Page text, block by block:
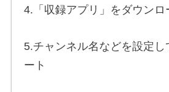
4.「収録アプリ」をダウンロ
5.チャンネル名などを設定し
ート